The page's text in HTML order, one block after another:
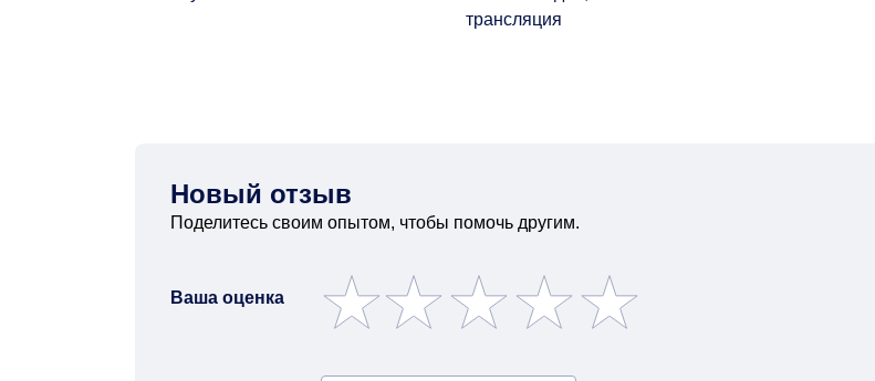
трансляция
Новый отзыв
Поделитесь своим опытом, чтобы помочь другим.
Ваша оценка